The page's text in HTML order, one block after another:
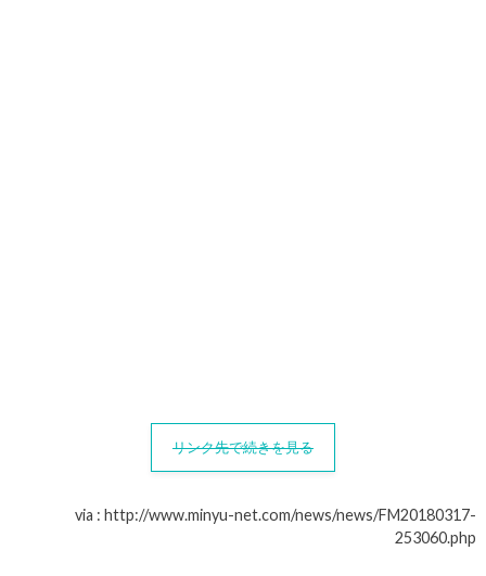
リンク先で続きを見る
via : http://www.minyu-net.com/news/news/FM20180317-
253060.php